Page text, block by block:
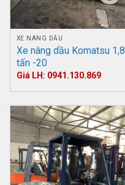
XE NÂNG DẦU
Xe nâng dầu Komatsu 1,8
tấn -20
Giá LH: 0941.130.869